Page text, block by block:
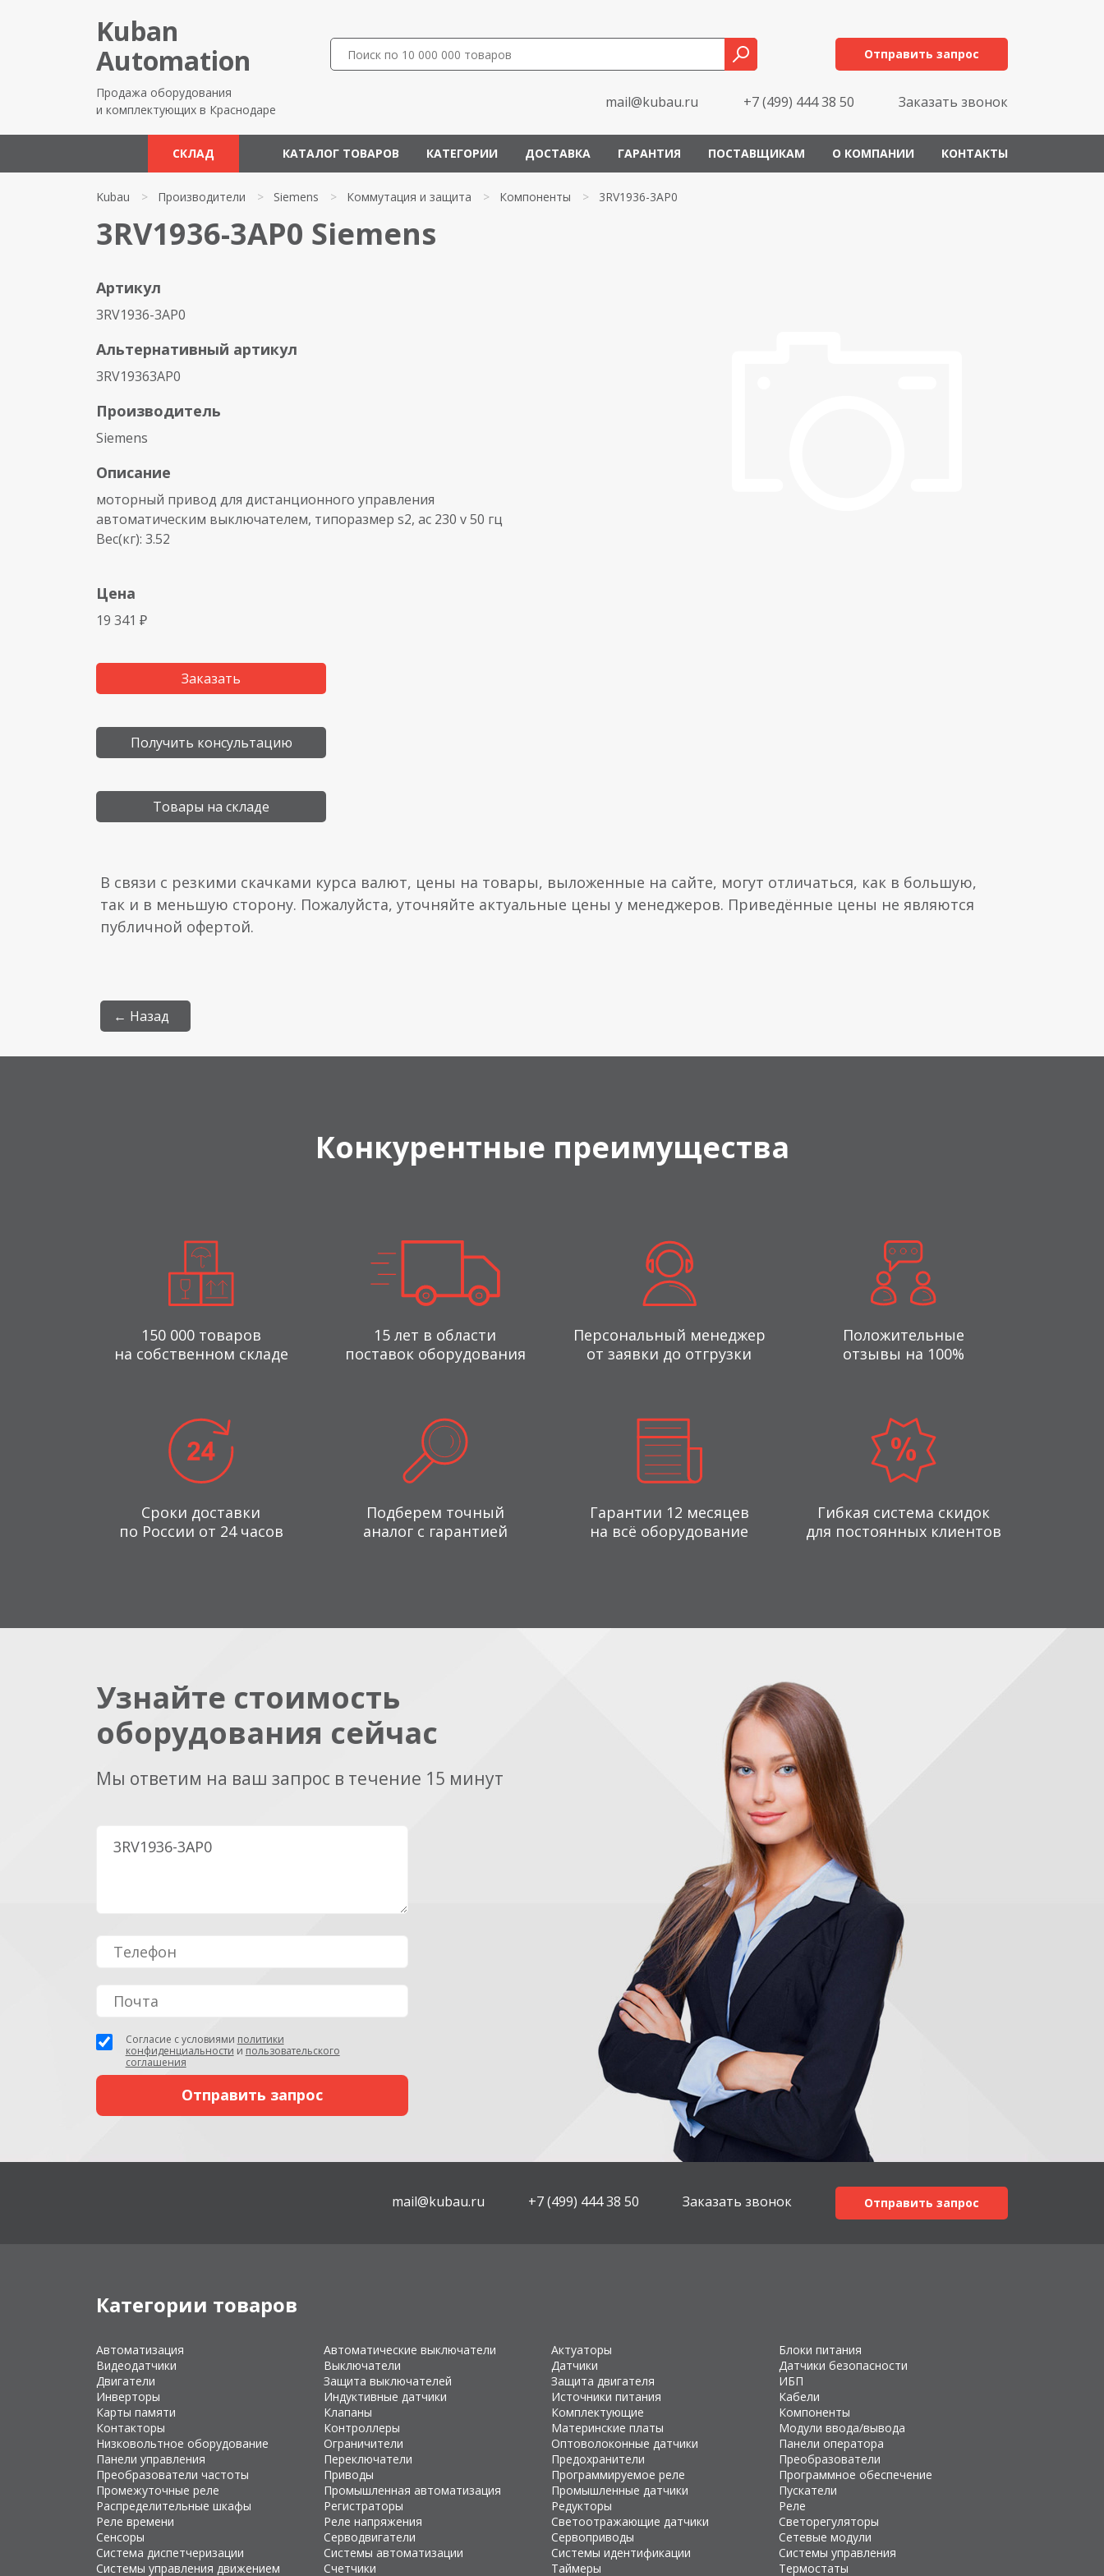
Kuban
Automation
Продажа оборудования
и комплектующих в Краснодаре
Отправить запрос
mail@kubau.ru +7 (499) 444 38 50 Заказать звонок
СКЛАД КАТАЛОГ ТОВАРОВ КАТЕГОРИИ ДОСТАВКА ГАРАНТИЯ ПОСТАВЩИКАМ О КОМПАНИИ КОНТАКТЫ
Kubau > Производители > Siemens > Коммутация и защита > Компоненты > 3RV1936-3AP0
3RV1936-3AP0 Siemens
Артикул
3RV1936-3AP0
Альтернативный артикул
3RV19363AP0
Производитель
Siemens
Описание
моторный привод для дистанционного управления
автоматическим выключателем, типоразмер s2, ac 230 v 50 гц
Вес(кг): 3.52
Цена
19 341 ₽
Заказать
Получить консультацию
Товары на складе
В связи с резкими скачками курса валют, цены на товары, выложенные на сайте, могут отличаться, как в большую,
так и в меньшую сторону. Пожалуйста, уточняйте актуальные цены у менеджеров. Приведённые цены не являются
публичной офертой.
← Назад
Конкурентные преимущества
150 000 товаров
на собственном складе
15 лет в области
поставок оборудования
Персональный менеджер
от заявки до отгрузки
Положительные
отзывы на 100%
Сроки доставки
по России от 24 часов
Подберем точный
аналог с гарантией
Гарантии 12 месяцев
на всё оборудование
Гибкая система скидок
для постоянных клиентов
Узнайте стоимость
оборудования сейчас
Мы ответим на ваш запрос в течение 15 минут
Согласие с условиями политики
конфиденциальности и пользовательского
соглашения
mail@kubau.ru +7 (499) 444 38 50 Заказать звонок Отправить запрос
Категории товаров
Автоматизация Автоматические выключатели Актуаторы
Блоки питания
Видеодатчики
Выключатели Датчики
Датчики безопасности
Двигатели
Защита выключателей Защита двигателя
ИБП
Инверторы
Индуктивные датчики Источники питания
Кабели
Карты памяти
Клапаны Комплектующие
Компоненты
Контакторы
Контроллеры Материнские платы
Модули ввода/вывода
Низковольтное оборудование
Ограничители Оптоволоконные датчики
Панели оператора
Панели управления
Переключатели Предохранители
Преобразователи
Преобразователи частоты
Приводы Программируемое реле
Программное обеспечение
Промежуточные реле
Промышленная автоматизация Промышленные датчики
Пускатели
Распределительные шкафы
Регистраторы Редукторы
Реле
Реле времени
Реле напряжения Светоотражающие датчики
Светорегуляторы
Сенсоры
Серводвигатели Сервоприводы
Сетевые модули
Система диспетчеризации
Системы автоматизации Системы идентификации
Системы управления
Системы управления движением
Счетчики Таймеры Термостаты